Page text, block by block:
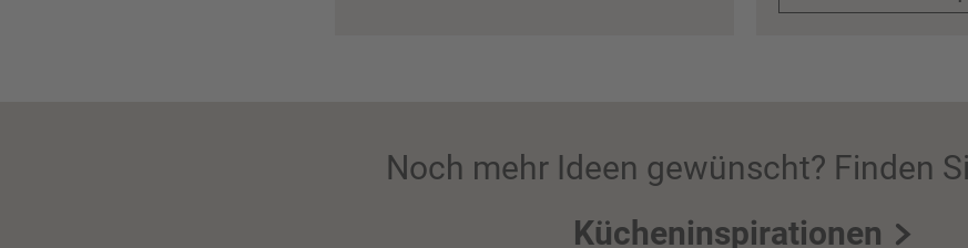
Noch mehr Ideen gewünscht? Finden
Kücheninspirationen